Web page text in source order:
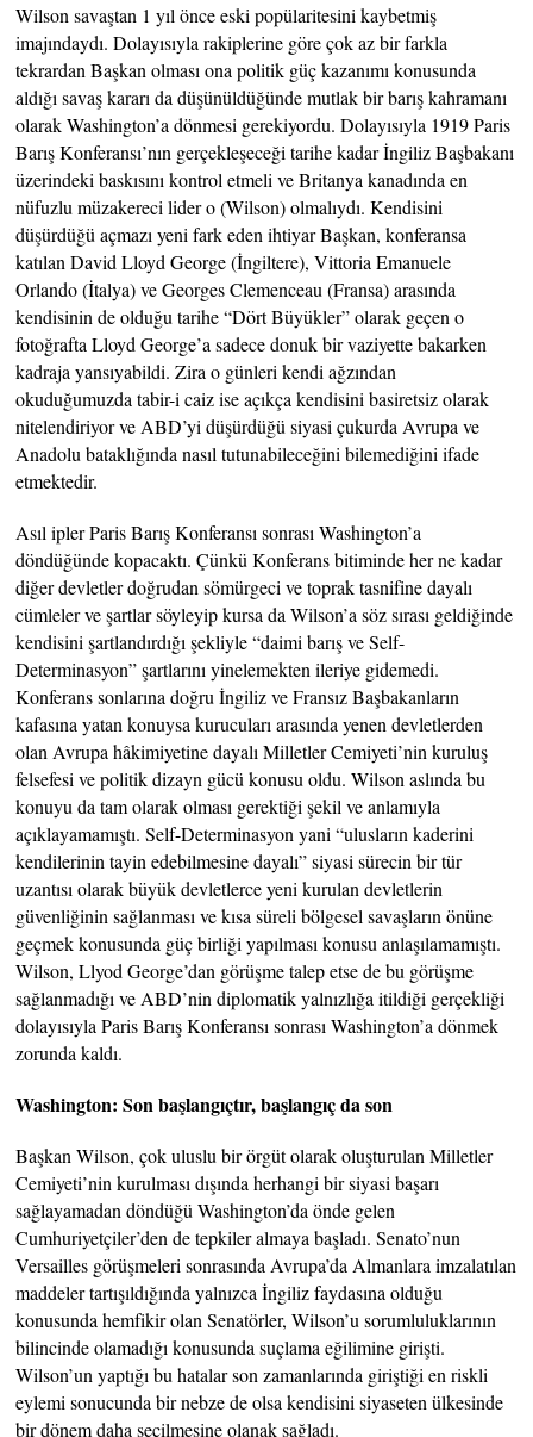
Wilson savaştan 1 yıl önce eski popülaritesini kaybetmiş
imajındaydı. Dolayısıyla rakiplerine göre çok az bir farkla
tekrardan Başkan olması ona politik güç kazanımı konusunda
aldığı savaş kararı da düşünüldüğünde mutlak bir barış kahramanı
olarak Washington’a dönmesi gerekiyordu. Dolayısıyla 1919 Paris
Barış Konferansı’nın gerçekleşeceği tarihe kadar İngiliz Başbakanı
üzerindeki baskısını kontrol etmeli ve Britanya kanadında en
nüfuzlu müzakereci lider o (Wilson) olmalıydı. Kendisini
düşürdüğü açmazı yeni fark eden ihtiyar Başkan, konferansa
katılan David Lloyd George (İngiltere), Vittoria Emanuele
Orlando (İtalya) ve Georges Clemenceau (Fransa) arasında
kendisinin de olduğu tarihe “Dört Büyükler” olarak geçen o
fotoğrafta Lloyd George’a sadece donuk bir vaziyette bakarken
kadraja yansıyabildi. Zira o günleri kendi ağzından
okuduğumuzda tabir-i caiz ise açıkça kendisini basiretsiz olarak
nitelendiriyor ve ABD’yi düşürdüğü siyasi çukurda Avrupa ve
Anadolu bataklığında nasıl tutunabileceğini bilemediğini ifade
etmektedir.
Asıl ipler Paris Barış Konferansı sonrası Washington’a
döndüğünde kopacaktı. Çünkü Konferans bitiminde her ne kadar
diğer devletler doğrudan sömürgeci ve toprak tasnifine dayalı
cümleler ve şartlar söyleyip kursa da Wilson’a söz sırası geldiğinde
kendisini şartlandırdığı şekliyle “daimi barış ve Self-
Determinasyon” şartlarını yinelemekten ileriye gidemedi.
Konferans sonlarına doğru İngiliz ve Fransız Başbakanların
kafasına yatan konuysa kurucuları arasında yenen devletlerden
olan Avrupa hâkimiyetine dayalı Milletler Cemiyeti’nin kuruluş
felsefesi ve politik dizayn gücü konusu oldu. Wilson aslında bu
konuyu da tam olarak olması gerektiği şekil ve anlamıyla
açıklayamamıştı. Self-Determinasyon yani “ulusların kaderini
kendilerinin tayin edebilmesine dayalı” siyasi sürecin bir tür
uzantısı olarak büyük devletlerce yeni kurulan devletlerin
güvenliğinin sağlanması ve kısa süreli bölgesel savaşların önüne
geçmek konusunda güç birliği yapılması konusu anlaşılamamıştı.
Wilson, Llyod George’dan görüşme talep etse de bu görüşme
sağlanmadığı ve ABD’nin diplomatik yalnızlığa itildiği gerçekliği
dolayısıyla Paris Barış Konferansı sonrası Washington’a dönmek
zorunda kaldı.
Washington: Son başlangıçtır, başlangıç da son
Başkan Wilson, çok uluslu bir örgüt olarak oluşturulan Milletler
Cemiyeti’nin kurulması dışında herhangi bir siyasi başarı
sağlayamadan döndüğü Washington’da önde gelen
Cumhuriyetçiler’den de tepkiler almaya başladı. Senato’nun
Versailles görüşmeleri sonrasında Avrupa’da Almanlara imzalatılan
maddeler tartışıldığında yalnızca İngiliz faydasına olduğu
konusunda hemfikir olan Senatörler, Wilson’u sorumluluklarının
bilincinde olamadığı konusunda suçlama eğilimine girişti.
Wilson’un yaptığı bu hatalar son zamanlarında giriştiği en riskli
eylemi sonucunda bir nebze de olsa kendisini siyaseten ülkesinde
bir dönem daha seçilmesine olanak sağladı.